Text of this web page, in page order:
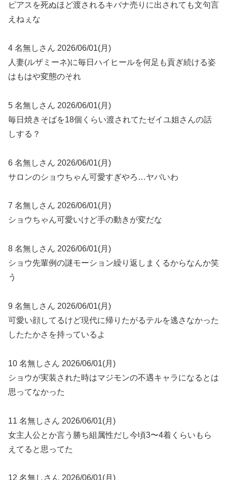
ピアスを死ぬほど渡されるキバナ売りに出されても文句言
えねぇな
4 名無しさん 2026/06/01(月)
人妻(ルザミーネ)に毎日ハイヒールを何足も貢ぎ続ける姿
はもはや変態のそれ
5 名無しさん 2026/06/01(月)
毎日焼きそばを18個くらい渡されてたゼイユ姐さんの話
しする？
6 名無しさん 2026/06/01(月)
サロンのショウちゃん可愛すぎやろ…ヤバいわ
7 名無しさん 2026/06/01(月)
ショウちゃん可愛いけど手の動きが変だな
8 名無しさん 2026/06/01(月)
ショウ先輩例の謎モーション繰り返しまくるからなんか笑
う
9 名無しさん 2026/06/01(月)
可愛い顔してるけど現代に帰りたがるテルを逃さなかった
したたかさを持っているよ
10 名無しさん 2026/06/01(月)
ショウが実装された時はマジモンの不遇キャラになるとは
思ってなかった
11 名無しさん 2026/06/01(月)
女主人公とか言う勝ち組属性だし今頃3〜4着くらいもら
えてると思ってた
12 名無しさん 2026/06/01(月)